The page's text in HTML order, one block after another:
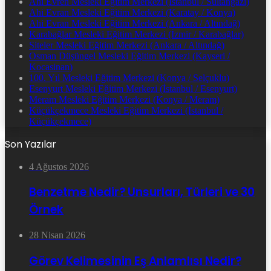
Ahi Evran Mesleki Eğitim Merkezi (Karatay / Konya)
Ahi Evran Mesleki Eğitim Merkezi (Ankara / Altındağ)
Karabağlar Mesleki Eğitim Merkezi (İzmir / Karabağlar)
Siteler Mesleki Eğitim Merkezi (Ankara / Altındağ)
Osman Düşüngel Mesleki Eğitim Merkezi (Kayseri /
Kocasinan)
100. Yıl Mesleki Eğitim Merkezi (Konya / Selçuklu)
Esenyurt Mesleki Eğitim Merkezi (İstanbul / Esenyurt)
Meram Mesleki Eğitim Merkezi (Konya / Meram)
Küçükçekmece Mesleki Eğitim Merkezi (İstanbul /
Küçükçekmece)
Son Yazılar
4 Ağustos 2026
Benzetme Nedir? Unsurları, Türleri ve 30
Örnek
28 Nisan 2026
Görev Kelimesinin Eş Anlamlısı Nedir?